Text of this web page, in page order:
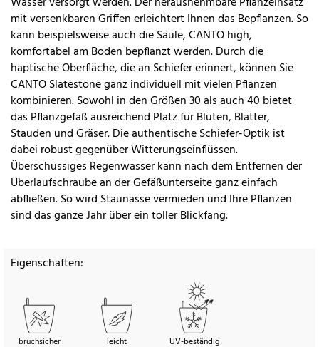
mit versenkbaren Griffen erleichtert Ihnen das Bepflanzen. So
kann beispielsweise auch die Säule, CANTO high,
komfortabel am Boden bepflanzt werden. Durch die
haptische Oberfläche, die an Schiefer erinnert, können Sie
CANTO Slatestone ganz individuell mit vielen Pflanzen
kombinieren. Sowohl in den Größen 30 als auch 40 bietet
das Pflanzgefäß ausreichend Platz für Blüten, Blätter,
Stauden und Gräser. Die authentische Schiefer-Optik ist
dabei robust gegenüber Witterungseinflüssen.
Überschüssiges Regenwasser kann nach dem Entfernen der
Überlaufschraube an der Gefäßunterseite ganz einfach
abfließen. So wird Staunässe vermieden und Ihre Pflanzen
sind das ganze Jahr über ein toller Blickfang.
Eigenschaften:
bruchsicher leicht UV-beständig